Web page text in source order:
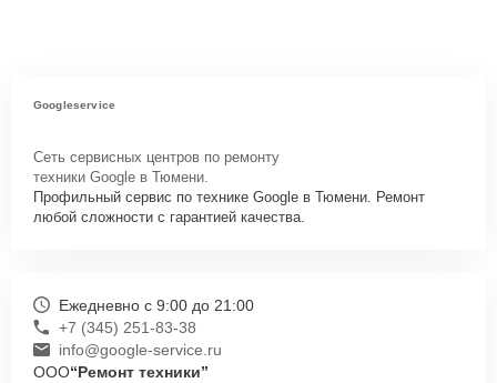
Googleservice
Сеть сервисных центров по ремонту
техники Google в Тюмени.
Профильный сервис по технике Google в Тюмени. Ремонт
любой сложности с гарантией качества.
Ежедневно с 9:00 до 21:00
+7 (345) 251-83-38
info@google-service.ru
ООО“Ремонт техники”